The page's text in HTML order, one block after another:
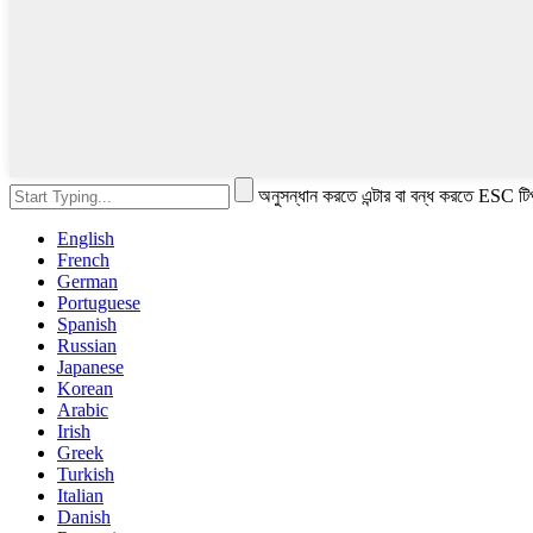
অনুসন্ধান করতে এন্টার বা বন্ধ করতে ESC
English
French
German
Portuguese
Spanish
Russian
Japanese
Korean
Arabic
Irish
Greek
Turkish
Italian
Danish